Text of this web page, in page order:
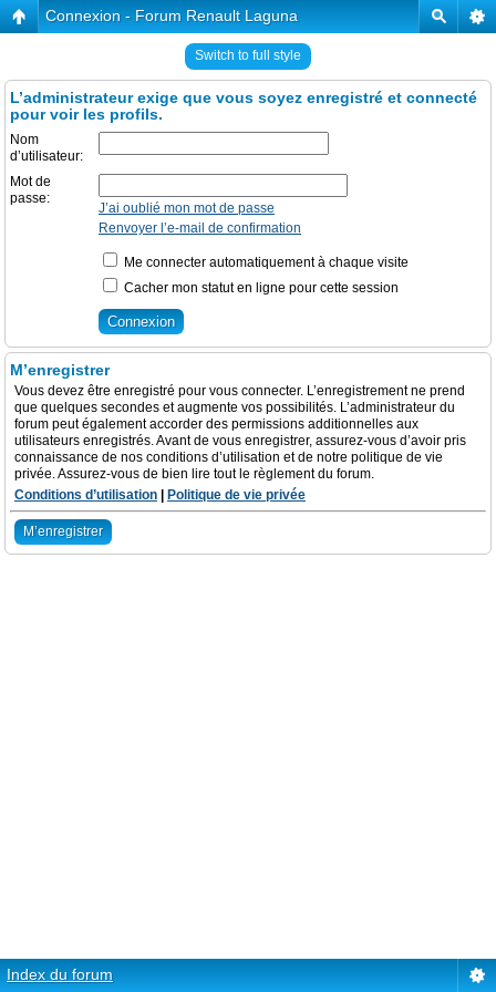
Connexion - Forum Renault Laguna
Switch to full style
L’administrateur exige que vous soyez enregistré et connecté
pour voir les profils.
Nom
d’utilisateur:
Mot de
passe:
J’ai oublié mon mot de passe
Renvoyer l’e-mail de confirmation
Me connecter automatiquement à chaque visite
Cacher mon statut en ligne pour cette session
M’enregistrer
Vous devez être enregistré pour vous connecter. L’enregistrement ne prend
que quelques secondes et augmente vos possibilités. L’administrateur du
forum peut également accorder des permissions additionnelles aux
utilisateurs enregistrés. Avant de vous enregistrer, assurez-vous d’avoir pris
connaissance de nos conditions d’utilisation et de notre politique de vie
privée. Assurez-vous de bien lire tout le règlement du forum.
Conditions d’utilisation
Politique de vie privée
M’enregistrer
Index du forum